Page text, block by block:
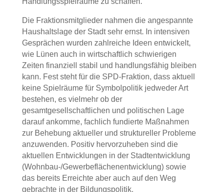
Die Fraktionsmitglieder nahmen die angespannte
Haushaltslage der Stadt sehr ernst. In intensiven
Gesprächen wurden zahlreiche Ideen entwickelt,
wie Lünen auch in wirtschaftlich schwierigen
Zeiten finanziell stabil und handlungsfähig bleiben
kann. Fest steht für die SPD-Fraktion, dass aktuell
keine Spielräume für Symbolpolitik jedweder Art
bestehen, es vielmehr ob der
gesamtgesellschaftlichen und politischen Lage
darauf ankomme, fachlich fundierte Maßnahmen
zur Behebung aktueller und struktureller Probleme
anzuwenden. Positiv hervorzuheben sind die
aktuellen Entwicklungen in der Stadtentwicklung
(Wohnbau-/Gewerbeflächenentwicklung) sowie
das bereits Erreichte aber auch auf den Weg
gebrachte in der Bildungspolitik.